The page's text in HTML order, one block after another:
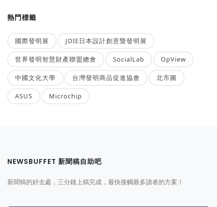
熱門標籤
國際發明展 JDIE日本設計創意暨發明展
世界發明智慧財產聯盟總會 SocialLab OpView
中國文化大學 台灣發明商品促進協會 北市圖
ASUS Microchip
NEWSBUFFET 新聞稿自助吧
新聞稿的好去處，三分鐘上稿完成，最快接觸最多讀者的方案！